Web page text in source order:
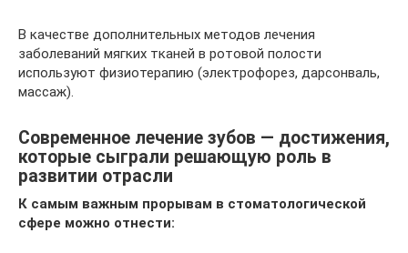
В качестве дополнительных методов лечения
заболеваний мягких тканей в ротовой полости
используют физиотерапию (электрофорез, дарсонваль,
массаж).
Современное лечение зубов — достижения,
которые сыграли решающую роль в
развитии отрасли
К самым важным прорывам в стоматологической
сфере можно отнести: